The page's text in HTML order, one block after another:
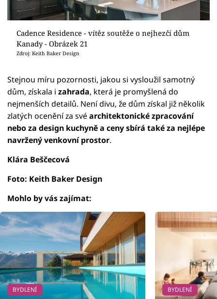
Cadence Residence - vítěz soutěže o nejhezčí dům
Kanady - Obrázek 21
Zdroj: Keith Baker Design
Stejnou míru pozornosti, jakou si vysloužil samotný
dům, získala i zahrada, která je promyšlená do
nejmenších detailů. Není divu, že dům získal již několik
zlatých ocenění za svéarchitektonické zpracování
nebo za design kuchyně a ceny sbírá také za nejlépe
navržený venkovní prostor.
Klára Beščecová
Foto: Keith Baker Design
Mohlo by vás zajímat:
BYDLENÍ BYDLENÍ